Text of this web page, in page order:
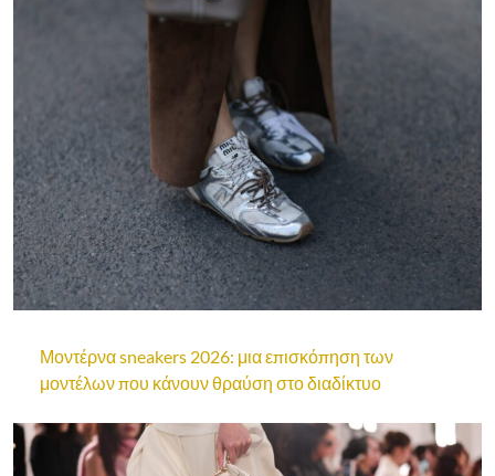
Μοντέρνα sneakers 2026: μια επισκόπηση των
μοντέλων που κάνουν θραύση στο διαδίκτυο